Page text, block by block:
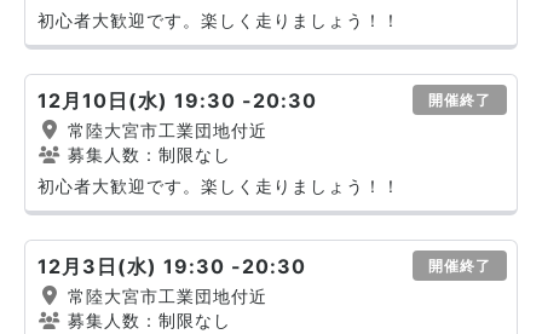
初心者大歓迎です。楽しく走りましょう！！
12月10日(水) 19:30 -20:30 開催終了
常陸大宮市工業団地付近
募集人数：制限なし
初心者大歓迎です。楽しく走りましょう！！
12月3日(水) 19:30 -20:30 開催終了
常陸大宮市工業団地付近
募集人数：制限なし